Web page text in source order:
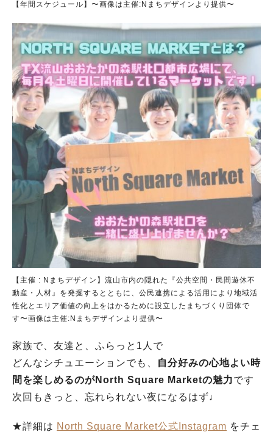
【年間スケジュール】〜画像は主催:Nまちデザインより提供〜
【主催 : Nまちデザイン】流山市内の隠れた『公共空間・民間遊休不
動産・人材』を発掘するとともに、公民連携による活用により地域活
性化とエリア価値の向上をはかるために設立したまちづくり団体で
す〜画像は主催:Nまちデザインより提供〜
家族で、友達と、ふらっと1人で
どんなシチュエーションでも、
自分好みの心地よい時
間を楽しめるのがNorth Square Marketの魅力です
次回もきっと、忘れられない夜になるはず♩
★詳細は North Square Market公式Instagram をチェ